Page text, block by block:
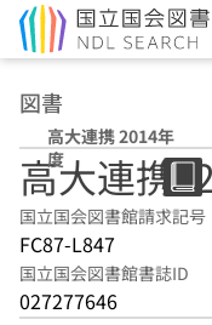
図書
高大連携 2014年
度
高大連携.
国立国会図書館請求記号
FC87-L847
国立国会図書館書誌ID
027277646